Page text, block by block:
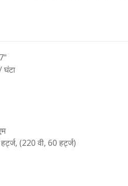
घंटा
(220 वी, 60 हर्ट्ज)